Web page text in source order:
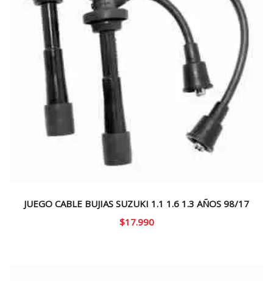
JUEGO CABLE BUJIAS SUZUKI 1.1 1.6 1.3 AÑOS 98/17
$17.990